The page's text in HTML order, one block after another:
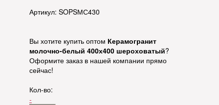
Артикул: SOPSМС430
Вы хотите купить оптом Керамогранит
молочно-белый 400х400 шероховатый?
Оформите заказ в нашей компании прямо
сейчас!
Кол-во:
-